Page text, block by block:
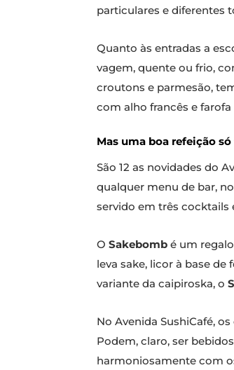
particulares e diferentes
Quanto às entradas a
vagem, quente ou frio,
croutons e parmesão,
com alho francês e farofa
Mas uma boa refeição
São 12 as novidades do
qualquer menu de bar,
servido em três cocktails
O Sakebomb é um
leva sake, licor à base de
variante da caipiroska, o
No Avenida SushiCafé,
Podem, claro, ser
harmoniosamente com